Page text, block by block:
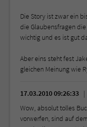
Die Story ist zwar ein
die Glaubensfragen
wichtig und es ist gut
Aber eins steht fest
gleichen Meinung wie
17.03.2010 09:26:33
Wow, absolut tolles
vorwerfen, sind auf